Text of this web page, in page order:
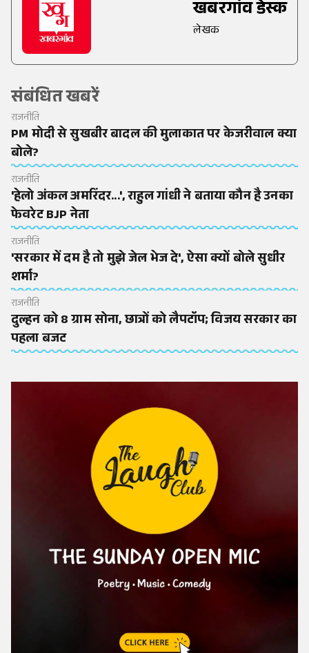
खबरगांव डेस्क
लेखक
संबंधित खबरें
राजनीति
PM मोदी से सुखबीर बादल की मुलाकात पर केजरीवाल क्या
बोले?
राजनीति
'हेलो अंकल अमरिंदर...', राहुल गांधी ने बताया कौन है उनका
फेवरेट BJP नेता
राजनीति
'सरकार में दम है तो मुझे जेल भेज दे', ऐसा क्यों बोले सुधीर
शर्मा?
राजनीति
दुल्हन को 8 ग्राम सोना, छात्रों को लैपटॉप; विजय सरकार का
पहला बजट